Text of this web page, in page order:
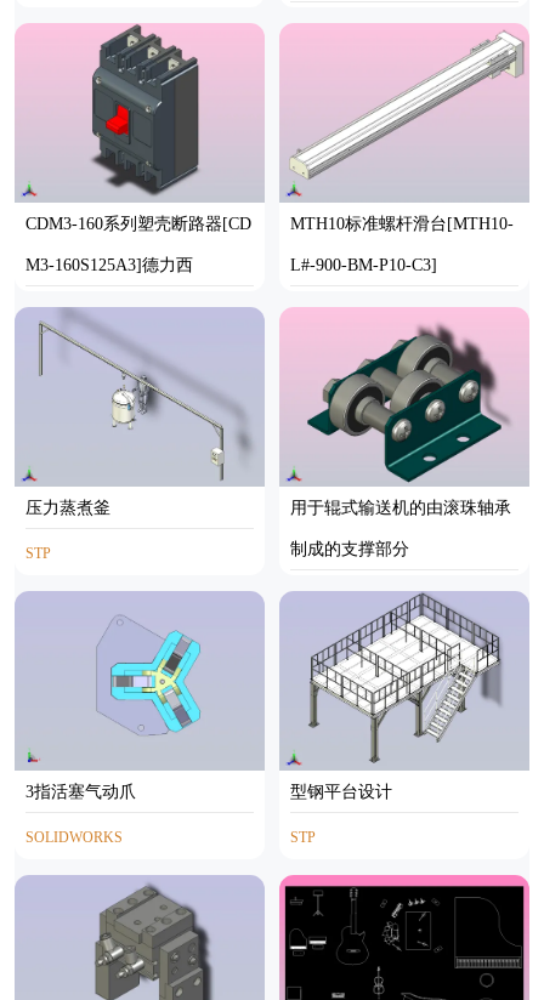
子等圆形物料的转运
STEP
CDM3-160系列塑壳断路器[CD
M3-160S125A3]德力西
STEP
MTH10标准螺杆滑台[MTH10-
L#-900-BM-P10-C3]
STEP
压力蒸煮釜
STP
用于辊式输送机的由滚珠轴承
制成的支撑部分
STP
3指活塞气动爪
SOLIDWORKS
型钢平台设计
STP